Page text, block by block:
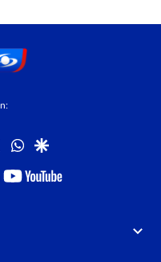
twitterwhatsapp
google
youtube-